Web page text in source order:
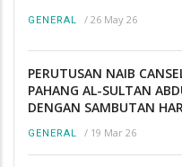
GENERAL / 26 May 26
PERUTUSAN NAIB
PAHANG AL-SULTAN
DENGAN SAMBUTAN
GENERAL / 19 Mar 26